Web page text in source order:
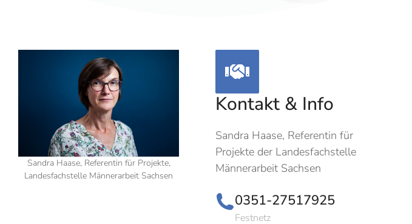
Sandra Haase, Referentin für Projekte,
Landesfachstelle Männerarbeit Sachsen
Kontakt & Info
Sandra Haase, Referentin für
Projekte der Landesfachstelle
Männerarbeit Sachsen
0351-27517925
Festnetz